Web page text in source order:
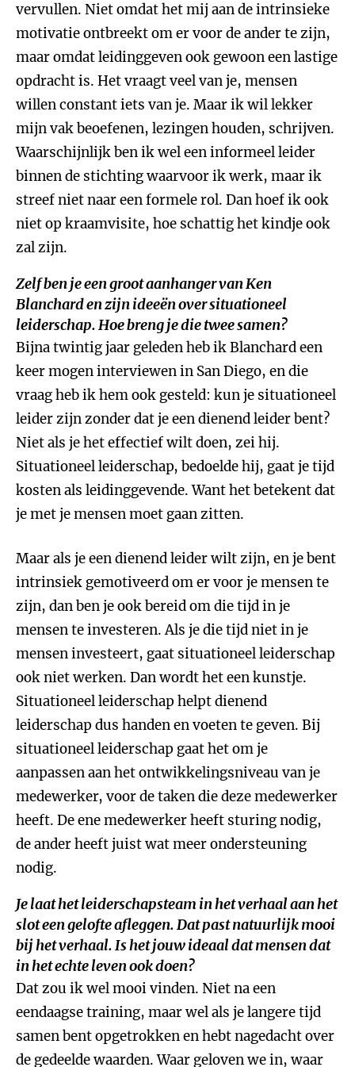
vervullen. Niet omdat het mij aan de intrinsieke
motivatie ontbreekt om er voor de ander te zijn,
maar omdat leidinggeven ook gewoon een lastige
opdracht is. Het vraagt veel van je, mensen
willen constant iets van je. Maar ik wil lekker
mijn vak beoefenen, lezingen houden, schrijven.
Waarschijnlijk ben ik wel een informeel leider
binnen de stichting waarvoor ik werk, maar ik
streef niet naar een formele rol. Dan hoef ik ook
niet op kraamvisite, hoe schattig het kindje ook
zal zijn.
Zelf ben je een groot aanhanger van Ken
Blanchard en zijn ideeën over situationeel
leiderschap. Hoe breng je die twee samen?
Bijna twintig jaar geleden heb ik Blanchard een
keer mogen interviewen in San Diego, en die
vraag heb ik hem ook gesteld: kun je situationeel
leider zijn zonder dat je een dienend leider bent?
Niet als je het effectief wilt doen, zei hij.
Situationeel leiderschap, bedoelde hij, gaat je tijd
kosten als leidinggevende. Want het betekent dat
je met je mensen moet gaan zitten.
Maar als je een dienend leider wilt zijn, en je bent
intrinsiek gemotiveerd om er voor je mensen te
zijn, dan ben je ook bereid om die tijd in je
mensen te investeren. Als je die tijd niet in je
mensen investeert, gaat situationeel leiderschap
ook niet werken. Dan wordt het een kunstje.
Situationeel leiderschap helpt dienend
leiderschap dus handen en voeten te geven. Bij
situationeel leiderschap gaat het om je
aanpassen aan het ontwikkelingsniveau van je
medewerker, voor de taken die deze medewerker
heeft. De ene medewerker heeft sturing nodig,
de ander heeft juist wat meer ondersteuning
nodig.
Je laat het leiderschapsteam in het verhaal aan het
slot een gelofte afleggen. Dat past natuurlijk mooi
bij het verhaal. Is het jouw ideaal dat mensen dat
in het echte leven ook doen?
Dat zou ik wel mooi vinden. Niet na een
eendaagse training, maar wel als je langere tijd
samen bent opgetrokken en hebt nagedacht over
de gedeelde waarden. Waar geloven we in, waar